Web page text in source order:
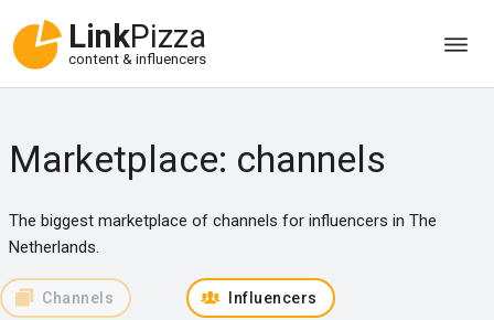
LinkPizza
content & influencers
Marketplace: channels
The biggest marketplace of channels for influencers in The
Netherlands.
Channels Influencers